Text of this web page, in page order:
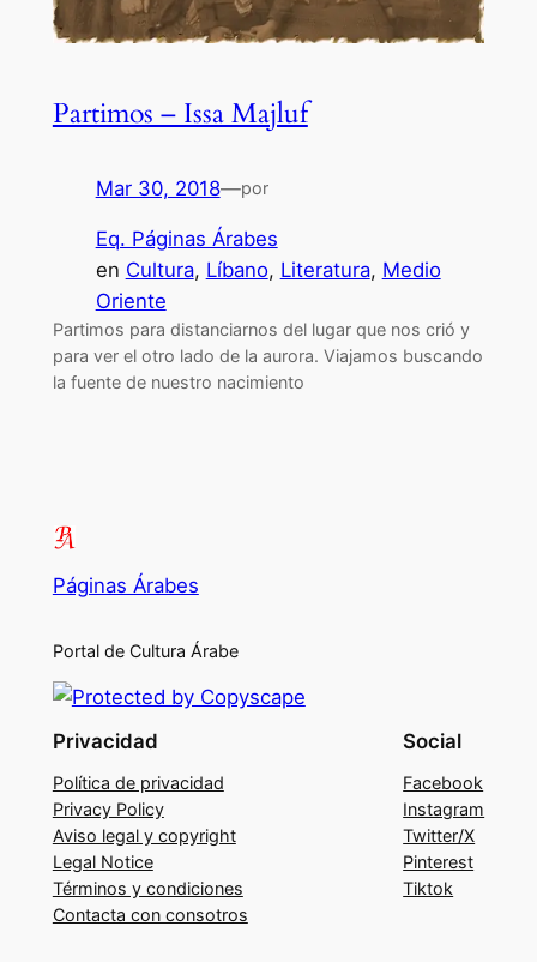
Partimos – Issa Majluf
Mar 30, 2018—por
Eq. Páginas Árabes
en Cultura, Líbano, Literatura, Medio
Oriente
Partimos para distanciarnos del lugar que nos crió y
para ver el otro lado de la aurora. Viajamos buscando
la fuente de nuestro nacimiento
Páginas Árabes
Portal de Cultura Árabe
Privacidad
Política de privacidad
Privacy Policy
Aviso legal y copyright
Legal Notice
Términos y condiciones
Contacta con consotros
Social
Facebook
Instagram
Twitter/X
Pinterest
Tiktok